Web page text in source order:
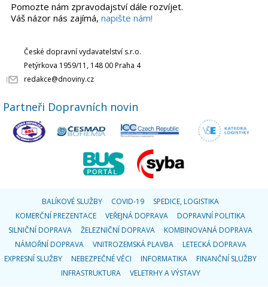
Pomozte nám zpravodajství dále rozvíjet.
Váš názor nás zajímá, napište nám!
České dopravní vydavatelství s.r.o.
Petýrkova 1959/11, 148 00 Praha 4
redakce@dnoviny.cz
Partneři Dopravních novin
BALÍKOVÉ SLUŽBY COVID-19
SPEDICE, LOGISTIKA
KOMERČNÍ PREZENTACE
VEŘEJNÁ DOPRAVA
DOPRAVNÍ POLITIKA
SILNIČNÍ DOPRAVA
ŽELEZNIČNÍ DOPRAVA
KOMBINOVANÁ DOPRAVA
NÁMOŘNÍ DOPRAVA
VNITROZEMSKÁ PLAVBA
LETECKÁ DOPRAVA
EXPRESNÍ SLUŽBY
NEBEZPEČNÉ VĚCI INFORMATIKA
FINANČNÍ SLUŽBY
INFRASTRUKTURA
VELETRHY A VÝSTAVY